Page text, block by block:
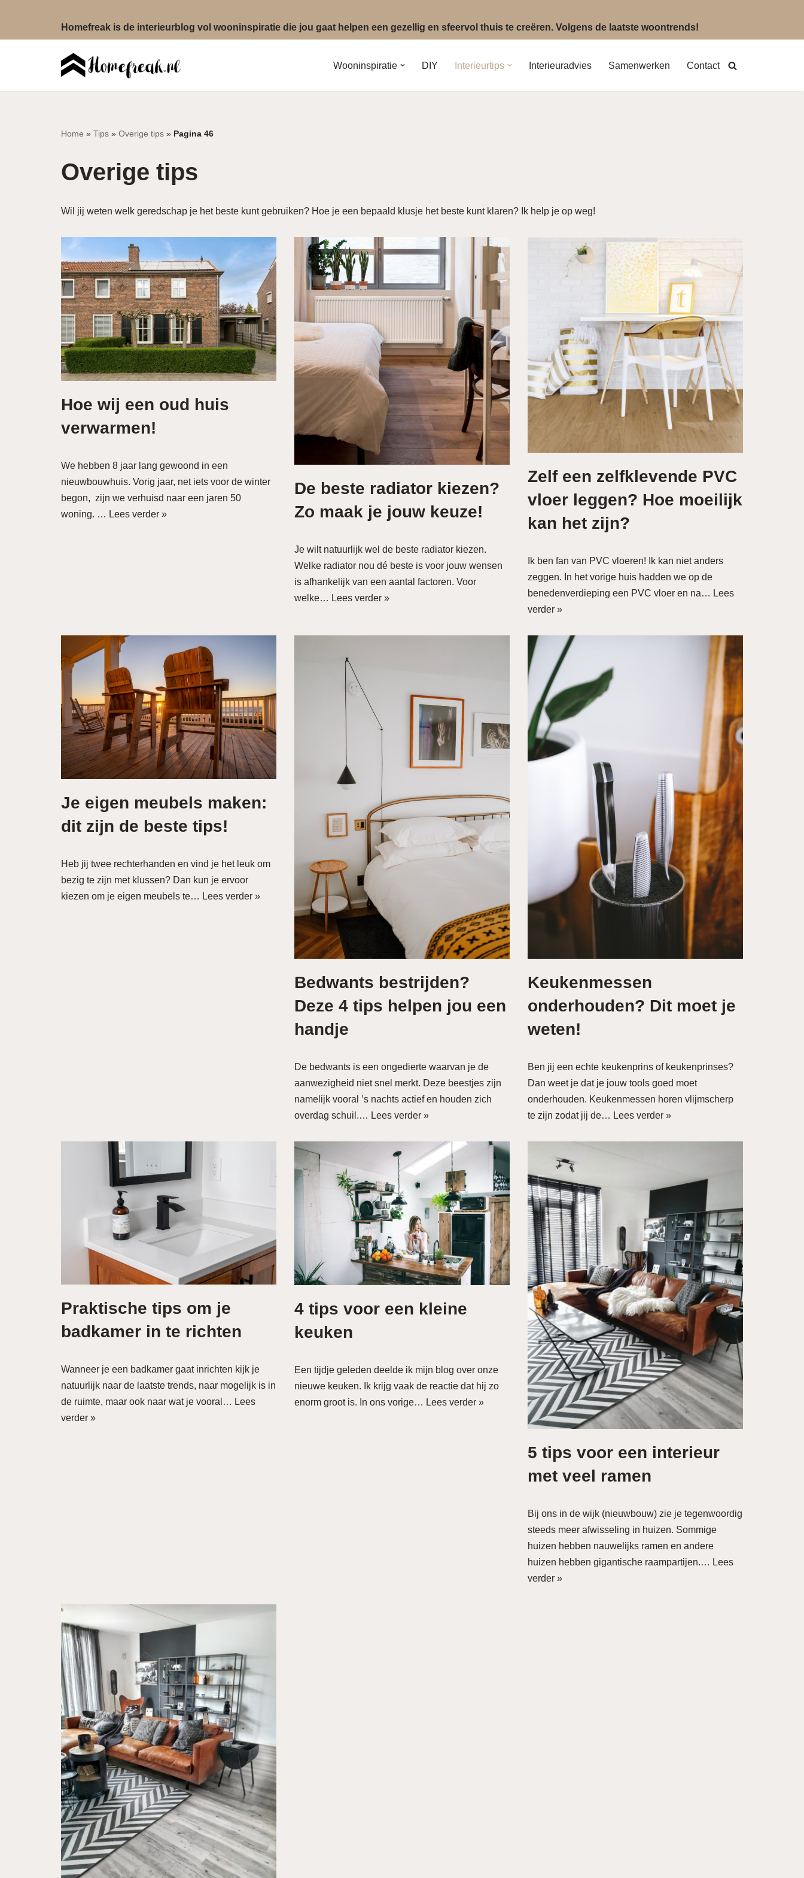
Homefreak is de interieurblog vol wooninspiratie die jou gaat helpen een gezellig en sfeervol thuis te creëren. Volgens de laatste woontrends!
Wooninspiratie DIY Interieurtips Interieuradvies Samenwerken Contact
Home » Tips » Overige tips » Pagina 46
Overige tips
Wil jij weten welk geredschap je het beste kunt gebruiken? Hoe je een bepaald klusje het beste kunt klaren? Ik help je op weg!
Hoe wij een oud huis
verwarmen!
We hebben 8 jaar lang gewoond in een
nieuwbouwhuis. Vorig jaar, net iets voor de winter
begon, zijn we verhuisd naar een jaren 50
woning. … Lees verder »
De beste radiator kiezen?
Zo maak je jouw keuze!
Je wilt natuurlijk wel de beste radiator kiezen.
Welke radiator nou dé beste is voor jouw wensen
is afhankelijk van een aantal factoren. Voor
welke… Lees verder »
Zelf een zelfklevende PVC
vloer leggen? Hoe moeilijk
kan het zijn?
Ik ben fan van PVC vloeren! Ik kan niet anders
zeggen. In het vorige huis hadden we op de
benedenverdieping een PVC vloer en na… Lees
verder »
Je eigen meubels maken:
dit zijn de beste tips!
Heb jij twee rechterhanden en vind je het leuk om
bezig te zijn met klussen? Dan kun je ervoor
kiezen om je eigen meubels te… Lees verder »
Bedwants bestrijden?
Deze 4 tips helpen jou een
handje
De bedwants is een ongedierte waarvan je de
aanwezigheid niet snel merkt. Deze beestjes zijn
namelijk vooral ’s nachts actief en houden zich
overdag schuil.… Lees verder »
Keukenmessen
onderhouden? Dit moet je
weten!
Ben jij een echte keukenprins of keukenprinses?
Dan weet je dat je jouw tools goed moet
onderhouden. Keukenmessen horen vlijmscherp
te zijn zodat jij de… Lees verder »
Praktische tips om je
badkamer in te richten
Wanneer je een badkamer gaat inrichten kijk je
natuurlijk naar de laatste trends, naar mogelijk is in
de ruimte, maar ook naar wat je vooral… Lees
verder »
4 tips voor een kleine
keuken
Een tijdje geleden deelde ik mijn blog over onze
nieuwe keuken. Ik krijg vaak de reactie dat hij zo
enorm groot is. In ons vorige… Lees verder »
5 tips voor een interieur
met veel ramen
Bij ons in de wijk (nieuwbouw) zie je tegenwoordig
steeds meer afwisseling in huizen. Sommige
huizen hebben nauwelijks ramen en andere
huizen hebben gigantische raampartijen.… Lees
verder »